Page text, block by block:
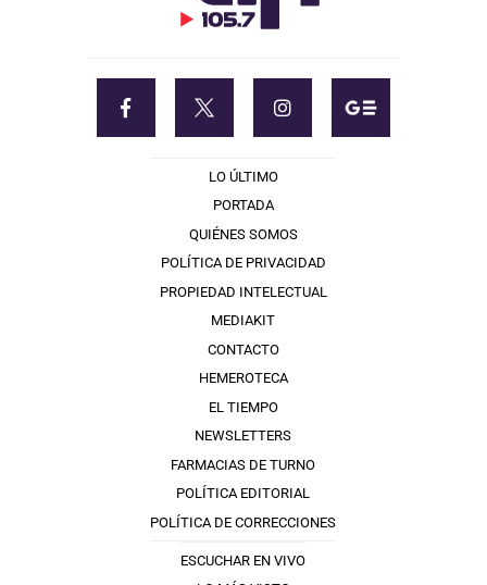
LO ÚLTIMO
PORTADA
QUIÉNES SOMOS
POLÍTICA DE PRIVACIDAD
PROPIEDAD INTELECTUAL
MEDIAKIT
CONTACTO
HEMEROTECA
EL TIEMPO
NEWSLETTERS
FARMACIAS DE TURNO
POLÍTICA EDITORIAL
POLÍTICA DE CORRECCIONES
ESCUCHAR EN VIVO